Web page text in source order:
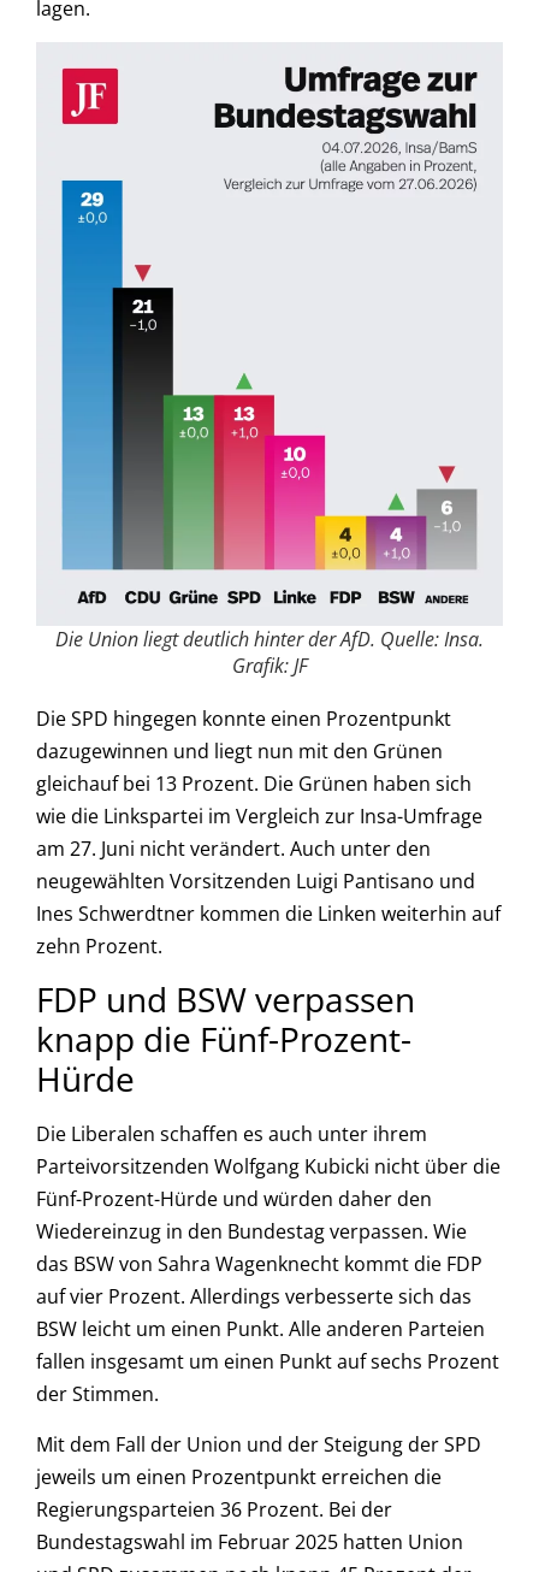
lagen.
Die Union liegt deutlich hinter der AfD. Quelle: Insa.
Grafik: JF
Die SPD hingegen konnte einen Prozentpunkt
dazugewinnen und liegt nun mit den Grünen
gleichauf bei 13 Prozent. Die Grünen haben sich
wie die Linkspartei im Vergleich zur Insa-Umfrage
am 27. Juni nicht verändert. Auch unter den
neugewählten Vorsitzenden Luigi Pantisano und
Ines Schwerdtner kommen die Linken weiterhin auf
zehn Prozent.
FDP und BSW verpassen
knapp die Fünf-Prozent-
Hürde
Die Liberalen schaffen es auch unter ihrem
Parteivorsitzenden Wolfgang Kubicki nicht über die
Fünf-Prozent-Hürde und würden daher den
Wiedereinzug in den Bundestag verpassen. Wie
das BSW von Sahra Wagenknecht kommt die FDP
auf vier Prozent. Allerdings verbesserte sich das
BSW leicht um einen Punkt. Alle anderen Parteien
fallen insgesamt um einen Punkt auf sechs Prozent
der Stimmen.
Mit dem Fall der Union und der Steigung der SPD
jeweils um einen Prozentpunkt erreichen die
Regierungsparteien 36 Prozent. Bei der
Bundestagswahl im Februar 2025 hatten Union